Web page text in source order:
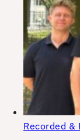
Recorded &